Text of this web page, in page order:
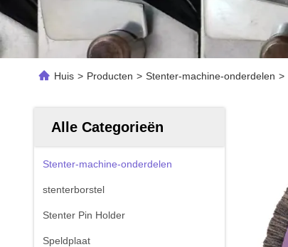
Huis > Producten > Stenter-machine-onderdelen >
Alle Categorieën
Stenter-machine-onderdelen
stenterborstel
Stenter Pin Holder
Speldplaat